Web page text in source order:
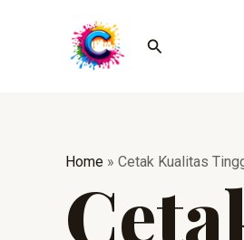
Cari
Home » Cetak Kualitas